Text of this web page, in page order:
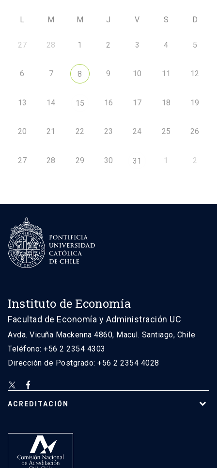
L M M J V S D
27 28 1 2 3 4 5
6 7 8 9 10 11 12
13 14 15 16 17 18 19
20 21 22 23 24 25 26
27 28 29 30 31 1 2
Instituto de Economía
Facultad de Economía y Administración UC
Avda. Vicuña Mackenna 4860, Macul. Santiago, Chile
Teléfono: +56 2 2354 4303
Dirección de Postgrado: +56 2 2354 4028
ACREDITACIÓN